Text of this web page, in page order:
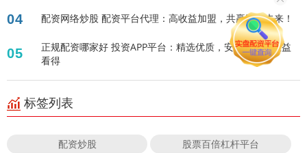
04 配资网络炒股 配资平台代理：高收益加盟，共赢财富未来！
05
正规配资哪家好 投资APP平台：精选优质，安全可靠，收益
看得
标签列表
配资炒股 股票百倍杠杆平台